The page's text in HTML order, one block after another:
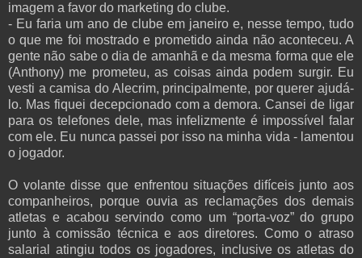
imagem a favor do marketing do clube.
- Eu faria um ano de clube em janeiro e, nesse tempo, tudo
o que me foi mostrado e prometido ainda não aconteceu. A
gente não sabe o dia de amanhã e da mesma forma que ele
(Anthony) me prometeu, as coisas ainda podem surgir. Eu
vesti a camisa do Alecrim, principalmente, por querer ajudá-
lo. Mas fiquei decepcionado com a demora. Cansei de ligar
para os telefones dele, mas infelizmente é impossível falar
com ele. Eu nunca passei por isso na minha vida - lamentou
o jogador.
O volante disse que enfrentou situações difíceis junto aos
companheiros, porque ouvia as reclamações dos demais
atletas e acabou servindo como um “porta-voz” do grupo
junto à comissão técnica e aos diretores. Como o atraso
salarial atingiu todos os jogadores, inclusive os atletas do